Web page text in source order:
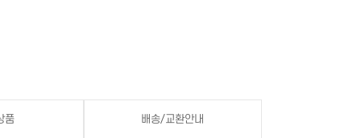
품 배송/교환안내